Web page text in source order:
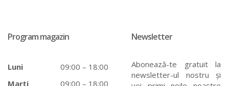
Program magazin
Luni
09:00 – 18:00
Marți
09:00 – 18:00
Newsletter
Abonează-te gratuit la
newsletter-ul nostru și